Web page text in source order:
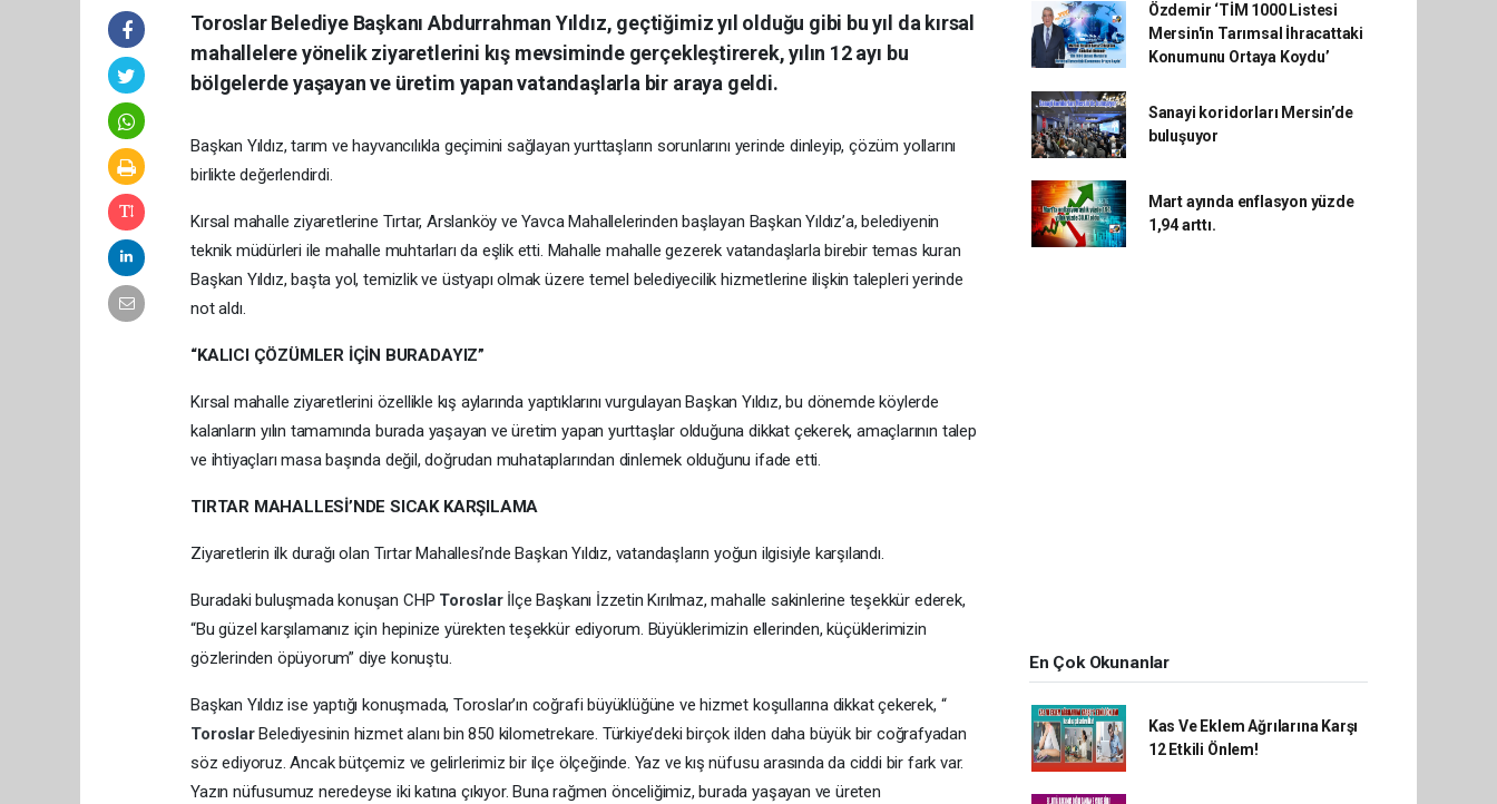
Toroslar Belediye Başkanı Abdurrahman Yıldız, geçtiğimiz yıl olduğu gibi bu yıl da kırsal
mahallelere yönelik ziyaretlerini kış mevsiminde gerçekleştirerek, yılın 12 ayı bu
bölgelerde yaşayan ve üretim yapan vatandaşlarla bir araya geldi.
Başkan Yıldız, tarım ve hayvancılıkla geçimini sağlayan yurttaşların sorunlarını yerinde dinleyip, çözüm yollarını
birlikte değerlendirdi.
Kırsal mahalle ziyaretlerine Tırtar, Arslanköy ve Yavca Mahallelerinden başlayan Başkan Yıldız’a, belediyenin
teknik müdürleri ile mahalle muhtarları da eşlik etti. Mahalle mahalle gezerek vatandaşlarla birebir temas kuran
Başkan Yıldız, başta yol, temizlik ve üstyapı olmak üzere temel belediyecilik hizmetlerine ilişkin talepleri yerinde
not aldı.
“KALICI ÇÖZÜMLER İÇİN BURADAYIZ”
Kırsal mahalle ziyaretlerini özellikle kış aylarında yaptıklarını vurgulayan Başkan Yıldız, bu dönemde köylerde
kalanların yılın tamamında burada yaşayan ve üretim yapan yurttaşlar olduğuna dikkat çekerek, amaçlarının talep
ve ihtiyaçları masa başında değil, doğrudan muhataplarından dinlemek olduğunu ifade etti.
TIRTAR MAHALLESİ’NDE SICAK KARŞILAMA
Ziyaretlerin ilk durağı olan Tırtar Mahallesi’nde Başkan Yıldız, vatandaşların yoğun ilgisiyle karşılandı.
Buradaki buluşmada konuşan CHP Toroslar İlçe Başkanı İzzetin Kırılmaz, mahalle sakinlerine teşekkür ederek,
“Bu güzel karşılamanız için hepinize yürekten teşekkür ediyorum. Büyüklerimizin ellerinden, küçüklerimizin
gözlerinden öpüyorum” diye konuştu.
Başkan Yıldız ise yaptığı konuşmada, Toroslar’ın coğrafi büyüklüğüne ve hizmet koşullarına dikkat çekerek, “
Toroslar Belediyesinin hizmet alanı bin 850 kilometrekare. Türkiye’deki birçok ilden daha büyük bir coğrafyadan
söz ediyoruz. Ancak bütçemiz ve gelirlerimiz bir ilçe ölçeğinde. Yaz ve kış nüfusu arasında da ciddi bir fark var.
Yazın nüfusumuz neredeyse iki katına çıkıyor. Buna rağmen önceliğimiz, burada yaşayan ve üreten
Özdemir ‘TİM 1000 Listesi
Mersin'in Tarımsal İhracattaki
Konumunu Ortaya Koydu’
Sanayi koridorları Mersin’de
buluşuyor
Mart ayında enflasyon yüzde
1,94 arttı.
En Çok Okunanlar
Kas Ve Eklem Ağrılarına Karşı
12 Etkili Önlem!